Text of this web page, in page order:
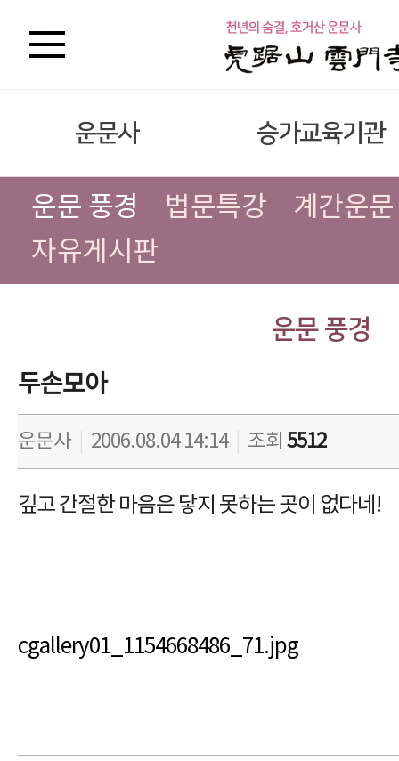
운문사 승가교육기관
운문 풍경 법문특강
계간운문
자유게시판
운문 풍경
두손모아
운문사 2006.08.04 14:14 조회 5512
깊고 간절한 마음은 닿지 못하는 곳이 없다네!
cgallery01_1154668486_71.jpg